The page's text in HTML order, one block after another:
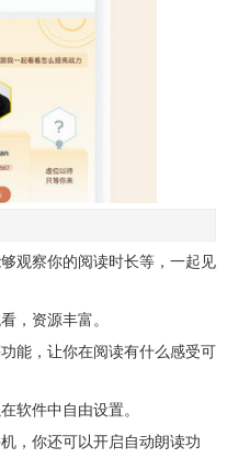
观察你的阅读时长等，一起见
，资源丰富。
能，让你在阅读有什么感受可
软件中自由设置。
，你还可以开启自动朗读功